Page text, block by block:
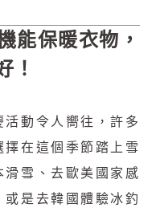
能保暖衣物，
！
動令人嚮往，許多
在這個季節踏上雪
滑雪、去歐美國家感
是去韓國體驗冰釣